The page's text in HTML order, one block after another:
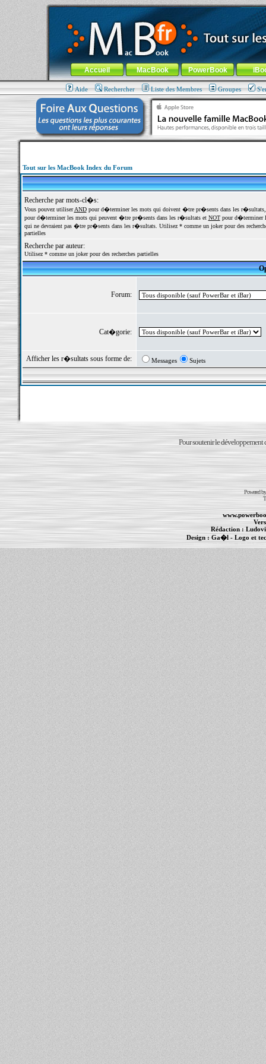
MacBook-fr.com : 100% Apple... 100% nomade !
Aller au contenu-Aller au menu général-Aller au menu de
Menu général
Accueil MacBook PowerBook
Aide Rechercher Liste des Membres Groupes
Tout sur les MacBook Index du Forum
Recherche par mots-cl�s:
Vous pouvez utiliserANDpour d�terminer les mots qui doivent �tre pr�sents dans les
pour d�terminer les mots qui peuvent �tre pr�sents dans les r�sultats et NOTpour d�terminer
qui ne devraient pas �tre pr�sents dans les r�sultats. Utilisez * comme un joker pour des
partielles
Recherche par auteur:
Utilisez * comme un joker pour des recherches partielles
Forum:
Cat�gorie:
Afficher les r�sultats sous forme de: Messages Sujets
Pour soutenir le développement
Powered
Rédaction :
Design : Ga�l- Logo et